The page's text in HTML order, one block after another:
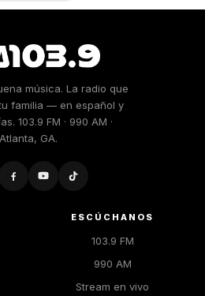
música. La radio que
familia — en español y
103.9 FM · 990 AM ·
Atlanta, GA.
ESCÚCHANOS
103.9 FM
990 AM
Stream en vivo